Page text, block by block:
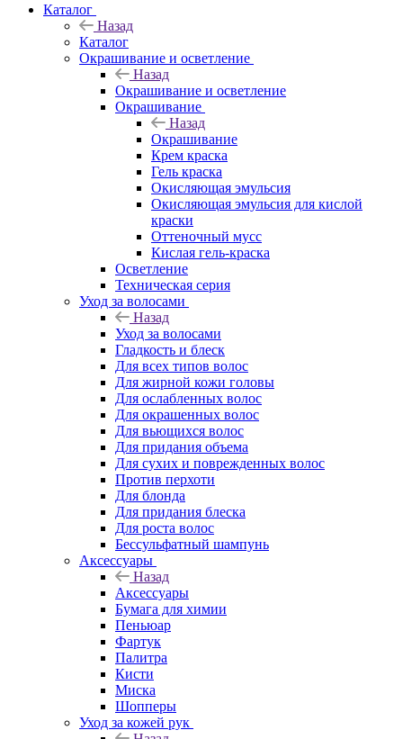
Каталог
Назад
Каталог
Окрашивание и осветление
Назад
Окрашивание и осветление
Окрашивание
Назад
Окрашивание
Крем краска
Гель краска
Окисляющая эмульсия
Окисляющая эмульсия для кислой
краски
Оттеночный мусс
Кислая гель-краска
Осветление
Техническая серия
Уход за волосами
Назад
Уход за волосами
Гладкость и блеск
Для всех типов волос
Для жирной кожи головы
Для ослабленных волос
Для окрашенных волос
Для вьющихся волос
Для придания объема
Для сухих и поврежденных волос
Против перхоти
Для блонда
Для придания блеска
Для роста волос
Бессульфатный шампунь
Аксессуары
Назад
Аксессуары
Бумага для химии
Пеньюар
Фартук
Палитра
Кисти
Миска
Шопперы
Уход за кожей рук